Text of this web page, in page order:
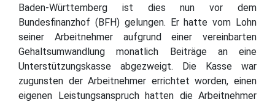
Baden-Württemberg ist dies nun vor dem
Bundesfinanzhof (BFH) gelungen. Er hatte vom Lohn
seiner Arbeitnehmer aufgrund einer vereinbarten
Gehaltsumwandlung monatlich Beiträge an eine
Unterstützungskasse abgezweigt. Die Kasse war
zugunsten der Arbeitnehmer errichtet worden, einen
eigenen Leistungsanspruch hatten die Arbeitnehmer